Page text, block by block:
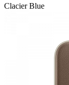
Clacier Blue